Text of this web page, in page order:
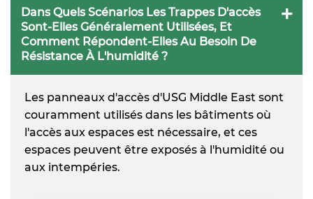
Dans Quels Scénarios Les Trappes D'accès
Sont-Elles Généralement Utilisées, Et
Comment Répondent-Elles Au Besoin De
Résistance À L'humidité ?
Les panneaux d'accès d'USG Middle East sont
couramment utilisés dans les bâtiments où
l'accès aux espaces est nécessaire, et ces
espaces peuvent être exposés à l'humidité ou
aux intempéries.